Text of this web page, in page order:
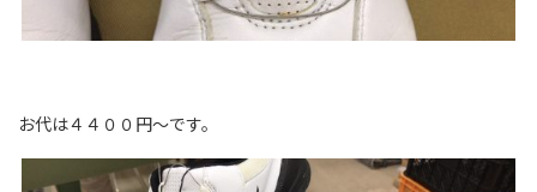
お代は４４００円～です。